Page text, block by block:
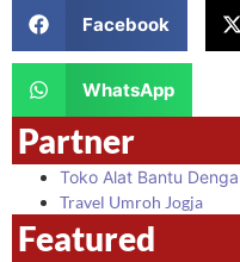
Facebook
WhatsApp
Partner
Toko Alat Bantu
Travel Umroh Jogja
Featured